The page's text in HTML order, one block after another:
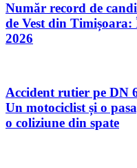
Număr record de
de Vest din
2026
Accident rutier pe DN
Un motociclist și o
o coliziune din spate